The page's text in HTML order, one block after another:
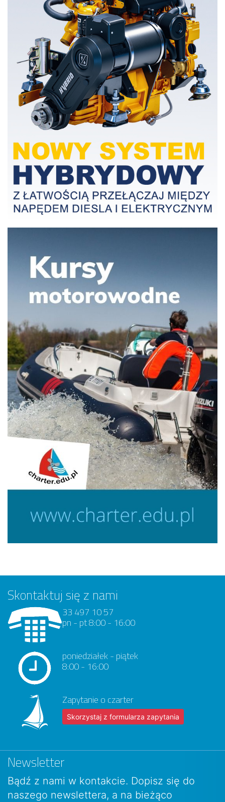
Skontaktuj się z nami
33 497 10 57
pn - pt 8:00 - 16:00
poniedziałek - piątek
8:00 - 16:00
Zapytanie o czarter
Skorzystaj z formularza zapytania
Newsletter
Bądź z nami w kontakcie. Dopisz się do
naszego newslettera, a na bieżąco